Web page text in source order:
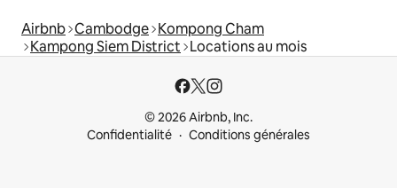
Airbnb Cambodge Kompong Cham
Kampong Siem District Locations au mois
© 2026 Airbnb, Inc.
Confidentialité
Conditions générales